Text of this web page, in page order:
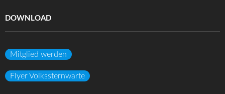
DOWNLOAD
Mitglied werden
Flyer Volkssternwarte